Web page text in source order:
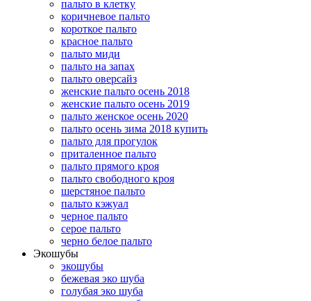
пальто в клетку
коричневое пальто
короткое пальто
красное пальто
пальто миди
пальто на запах
пальто оверсайз
женские пальто осень 2018
женские пальто осень 2019
пальто женское осень 2020
пальто осень зима 2018 купить
пальто для прогулок
приталенное пальто
пальто прямого кроя
пальто свободного кроя
шерстяное пальто
пальто кэжуал
черное пальто
серое пальто
черно белое пальто
Экошубы
экошубы
бежевая эко шуба
голубая эко шуба